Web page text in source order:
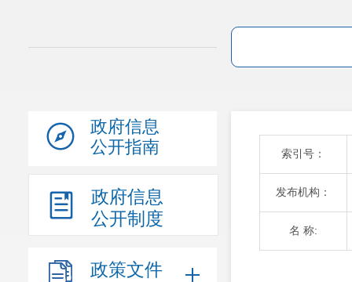
政府信息
公开指南
政府信息
公开制度
政策文件
索引号：
发布机构：
名 称: